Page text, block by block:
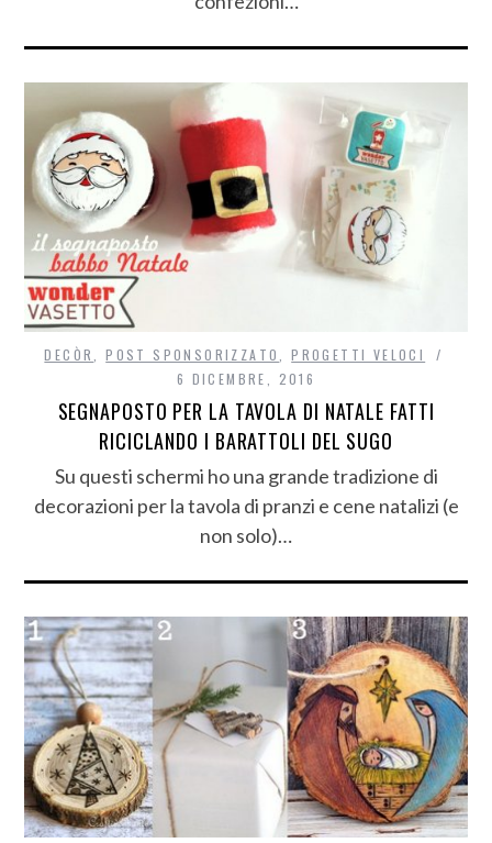
DECÒR ,POST SPONSORIZZATO ,PROGETTI VELOCI
6 DICEMBRE, 2016
SEGNAPOSTO PER LA TAVOLA DI NATALE FATTI
RICICLANDO I BARATTOLI DEL SUGO
Su questi schermi ho una grande tradizione di
decorazioni per la tavola di pranzi e cene natalizi (e
non solo)…